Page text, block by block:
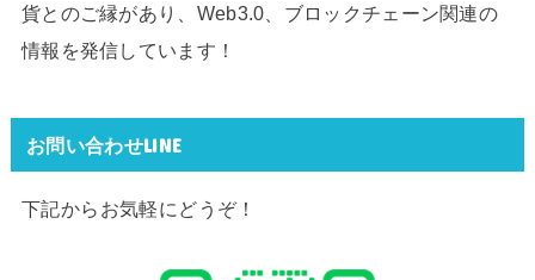
貨とのご縁があり、Web3.0、ブロックチェーン関連の
情報を発信しています！
お問い合わせLINE
下記からお気軽にどうぞ！